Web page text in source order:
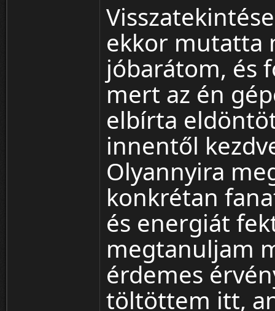
ekkor mutatta
jóbarátom, és
mert az én
elbírta
innentől
Olyannyira
konkrétan
és energiát
megtanuljam
érdemes
töltöttem itt,